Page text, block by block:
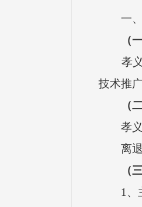
一
（
孝
技术推
（
孝
离
（
1、